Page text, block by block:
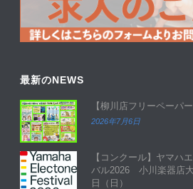
最新のNEWS
【柳川店フリーペーパ
2026年7月6日
【コンクール】ヤマハ
バル2026 小川楽器店
日（日）